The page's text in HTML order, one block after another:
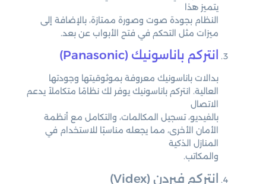
يتميز هذا
النظام بجودة صوت وصورة ممتازة، بالإضافة إلى
ميزات مثل التحكم في فتح الأبواب عن بعد.
انتركم باناسونيك (Panasonic)
بدالات باناسونيك معروفة بموثوقيتها وجودتها
العالية. انتركم باناسونيك يوفر لك نظامًا متكاملاً يدعم
الاتصال
بالفيديو، تسجيل المكالمات، والتكامل مع أنظمة
الأمان الأخرى، مما يجعله مناسبًا للاستخدام في
المنازل الذكية
والمكاتب.
انتركم فيردن (Videx)